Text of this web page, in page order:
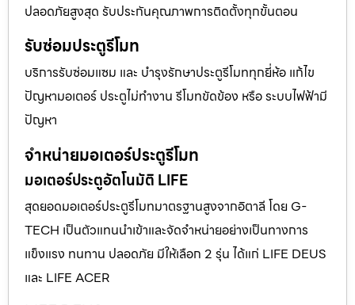
ปลอดภัยสูงสุด รับประกันคุณภาพการติดตั้งทุกขั้นตอน
รับซ่อมประตูรีโมท
บริการรับซ่อมแซม และ บำรุงรักษาประตูรีโมททุกยี่ห้อ แก้ไข
ปัญหามอเตอร์ ประตูไม่ทำงาน รีโมทขัดข้อง หรือ ระบบไฟฟ้ามี
ปัญหา
จำหน่ายมอเตอร์ประตูรีโมท
มอเตอร์ประตูอัตโนมัติ LIFE
สุดยอดมอเตอร์ประตูรีโมทมาตรฐานสูงจากอิตาลี โดย G-
TECH เป็นตัวแทนนำเข้าและจัดจำหน่ายอย่างเป็นทางการ
แข็งแรง ทนทาน ปลอดภัย มีให้เลือก 2 รุ่น ได้แก่ LIFE DEUS
และ LIFE ACER